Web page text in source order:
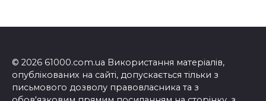
© 2026 61000.com.ua Використання матеріалів,
опублікованих на сайті, допускається тільки з
письмового дозволу правовласника та з